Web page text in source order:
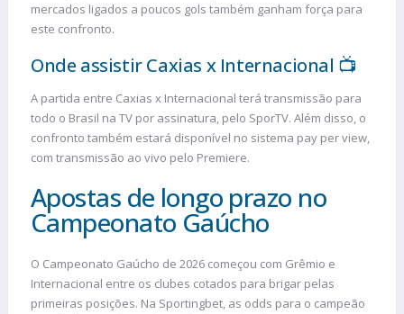
mercados ligados a poucos gols também ganham força para
este confronto.
Onde assistir Caxias x Internacional 📺
A partida entre Caxias x Internacional terá transmissão para
todo o Brasil na TV por assinatura, pelo SporTV. Além disso, o
confronto também estará disponível no sistema pay per view,
com transmissão ao vivo pelo Premiere.
Apostas de longo prazo no
Campeonato Gaúcho
O Campeonato Gaúcho de 2026 começou com Grêmio e
Internacional entre os clubes cotados para brigar pelas
primeiras posições. Na Sportingbet, as odds para o campeão